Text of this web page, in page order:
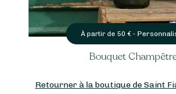
À partir de 50 € -
Bouquet
Retourner à la boutique de Saint